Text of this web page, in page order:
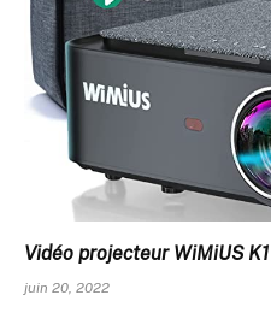
Vidéo projecteur WiMiUS
juin 20, 2022